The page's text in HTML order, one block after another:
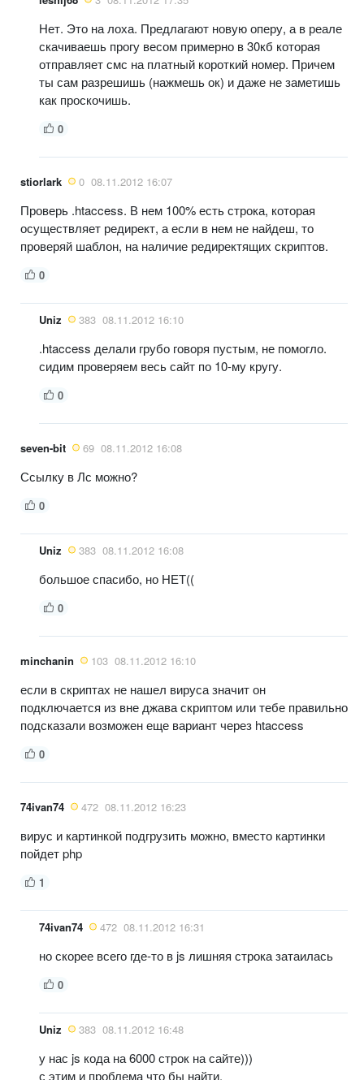
Нет. Это на лоха. Предлагают новую оперу, а в реале
скачиваешь прогу весом примерно в 30кб которая
отправляет смс на платный короткий номер. Причем
ты сам разрешишь (нажмешь ок) и даже не заметишь
как проскочишь.
0
stiorlark 0 08.11.2012 16:07
Проверь .htaccess. В нем 100% есть строка, которая
осуществляет редирект, а если в нем не найдеш, то
проверяй шаблон, на наличие редиректящих скриптов.
0
Uniz 383 08.11.2012 16:10
.htaccess делали грубо говоря пустым, не помогло.
сидим проверяем весь сайт по 10-му кругу.
0
seven-bit 69 08.11.2012 16:08
Ссылку в Лс можно?
0
Uniz 383 08.11.2012 16:08
большое спасибо, но НЕТ((
0
minchanin 103 08.11.2012 16:10
если в скриптах не нашел вируса значит он
подключается из вне джава скриптом или тебе правильно
подсказали возможен еще вариант через htaccess
0
74ivan74 472 08.11.2012 16:23
вирус и картинкой подгрузить можно, вместо картинки
пойдет php
1
74ivan74 472 08.11.2012 16:31
но скорее всего где-то в js лишняя строка затаилась
0
Uniz 383 08.11.2012 16:48
у нас js кода на 6000 строк на сайте)))
с этим и проблема что бы найти.